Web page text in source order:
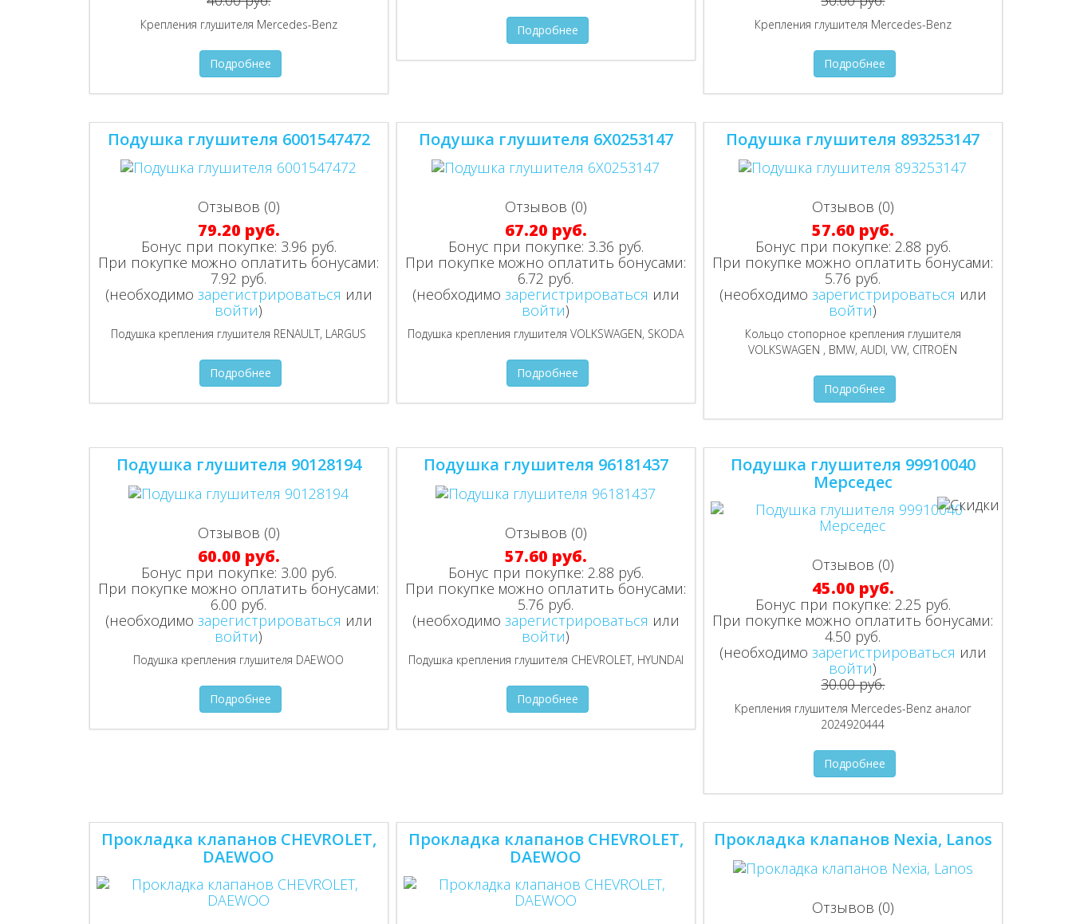
Крепления глушителя Mercedes-Benz
Подробнее
Подробнее Крепления глушителя Mercedes-Benz
Подробнее
Подушка глушителя 6001547472
Отзывов (0)
79.20 руб.
Бонус при покупке: 3.96 руб.
При покупке можно оплатить бонусами:
7.92 руб.
(необходимо зарегистрироваться или
войти)
Подушка крепления глушителя RENAULT, LARGUS
Подробнее
Подушка глушителя 6X0253147
Отзывов (0)
67.20 руб.
Бонус при покупке: 3.36 руб.
При покупке можно оплатить бонусами:
6.72 руб.
(необходимо зарегистрироваться или
войти)
Подушка крепления глушителя VOLKSWAGEN, SKODA
Подробнее
Подушка глушителя 893253147
Отзывов (0)
57.60 руб.
Бонус при покупке: 2.88 руб.
При покупке можно оплатить бонусами:
5.76 руб.
(необходимо зарегистрироваться или
войти)
Кольцо стопорное крепления глушителя
VOLKSWAGEN , BMW, AUDI, VW, CITROËN
Подробнее
Подушка глушителя 90128194
Отзывов (0)
60.00 руб.
Бонус при покупке: 3.00 руб.
При покупке можно оплатить бонусами:
6.00 руб.
(необходимо зарегистрироваться или
войти)
Подушка крепления глушителя DAEWOO
Подробнее
Подушка глушителя 96181437
Отзывов (0)
57.60 руб.
Бонус при покупке: 2.88 руб.
При покупке можно оплатить бонусами:
5.76 руб.
(необходимо зарегистрироваться или
войти)
Подушка крепления глушителя CHEVROLET, HYUNDAI
Подробнее
Подушка глушителя 99910040
Мерседес
Отзывов (0)
45.00 руб.
Бонус при покупке: 2.25 руб.
При покупке можно оплатить бонусами:
4.50 руб.
(необходимо зарегистрироваться или
войти)
30.00 руб.
Крепления глушителя Mercedes-Benz аналог
2024920444
Подробнее
Прокладка клапанов CHEVROLET,
DAEWOO
Прокладка клапанов CHEVROLET,
DAEWOO
Прокладка клапанов Nexia, Lanos
Отзывов (0)